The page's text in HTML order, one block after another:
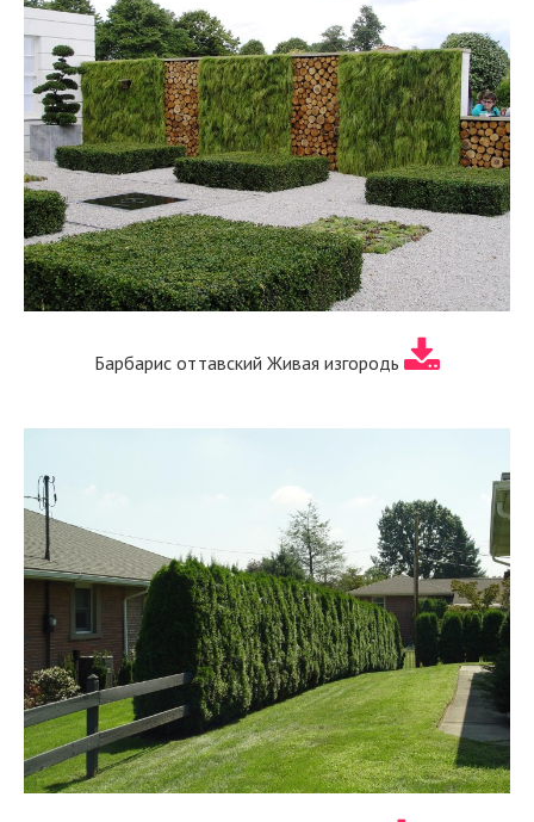
Барбарис оттавский Живая изгородь